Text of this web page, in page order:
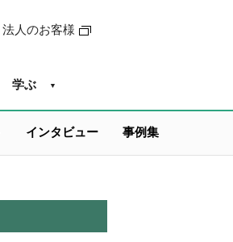
法人のお客様
学ぶ
インタビュー 事例集